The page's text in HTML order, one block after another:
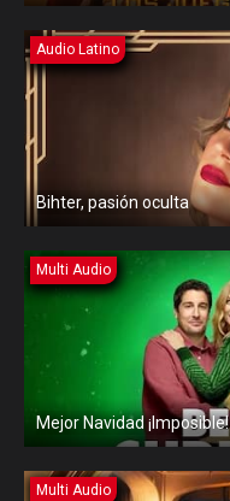
Audio Latino
Bihter, pasión oculta
Multi Audio
Mejor Navidad ¡Imposible!
Multi Audio